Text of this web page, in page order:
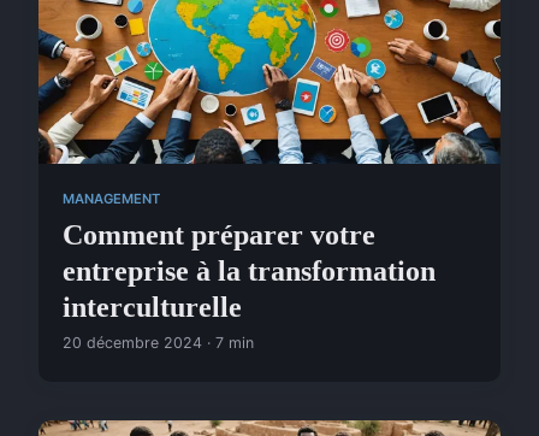
MANAGEMENT
Comment préparer votre
entreprise à la transformation
interculturelle
20 décembre 2024 · 7 min